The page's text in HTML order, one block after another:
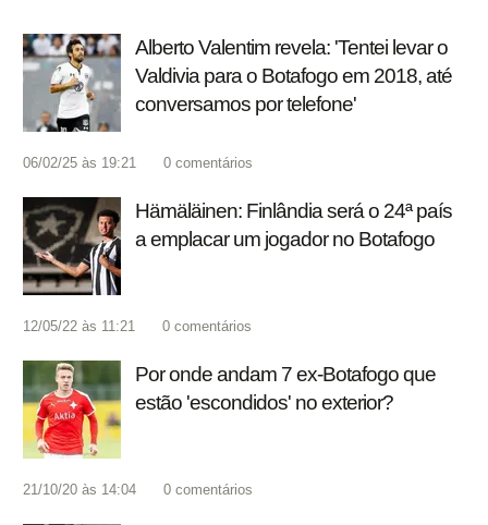
Alberto Valentim revela: 'Tentei levar o
Valdivia para o Botafogo em 2018, até
conversamos por telefone'
06/02/25 às 19:21 0 comentários
Hämäläinen: Finlândia será o 24ª país
a emplacar um jogador no Botafogo
12/05/22 às 11:21 0 comentários
Por onde andam 7 ex-Botafogo que
estão 'escondidos' no exterior?
21/10/20 às 14:04 0 comentários